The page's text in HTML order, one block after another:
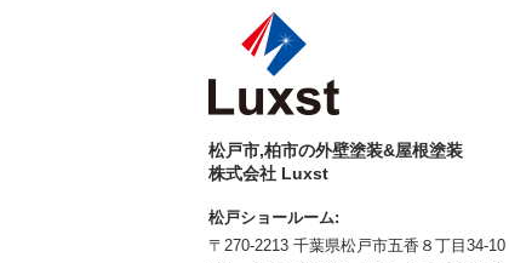
松戸市,柏市の外壁塗装&屋根塗装
株式会社 Luxst
松戸ショールーム:
〒270-2213 千葉県松戸市五香８丁目34-10